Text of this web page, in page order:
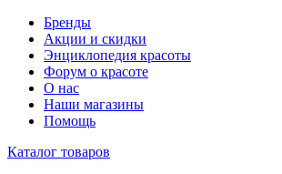
Бренды
Акции и скидки
Энциклопедия красоты
Форум о красоте
О нас
Наши магазины
Помощь
Каталог товаров